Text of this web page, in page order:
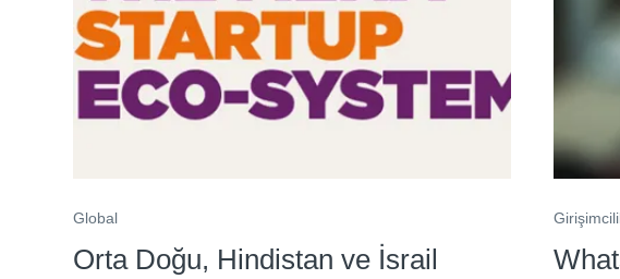
Global
Orta Doğu, Hindistan ve İsrail